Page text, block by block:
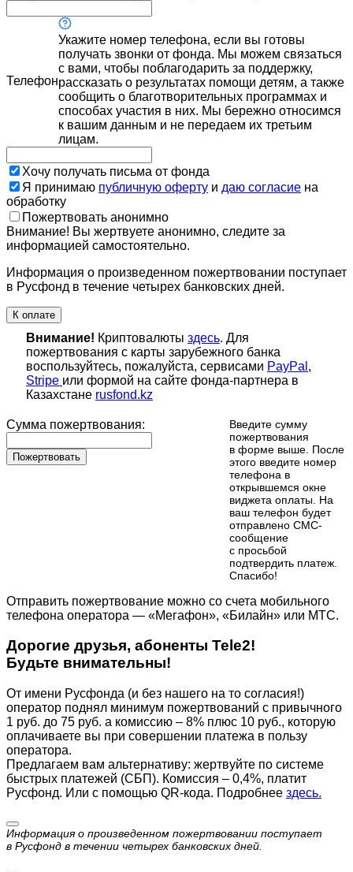
Телефон
Укажите номер телефона, если вы готовы
получать звонки от фонда. Мы можем связаться
с вами, чтобы поблагодарить за поддержку,
рассказать о результатах помощи детям, а также
сообщить о благотворительных программах и
способах участия в них. Мы бережно относимся
к вашим данным и не передаем их третьим
лицам.
Хочу получать письма от фонда
Я принимаю публичную оферту и даю согласие на
обработку
Пожертвовать анонимно
Внимание! Вы жертвуете анонимно, следите за
информацией самостоятельно.
Информация о произведенном пожертвовании поступает
в Русфонд в течение четырех банковских дней.
К оплате
Внимание! Криптовалюты здесь. Для
пожертвования с карты зарубежного банка
воспользуйтесь, пожалуйста, сервисами PayPal ,
Stripe или формой на сайте фонда-партнера в
Казахстане rusfond.kz
Сумма пожертвования:
Пожертвовать
Введите сумму
пожертвования
в форме выше. После
этого введите номер
телефона в
открывшемся окне
виджета оплаты. На
ваш телефон будет
отправлено СМС-
сообщение
с просьбой
подтвердить платеж.
Cпасибо!
Отправить пожертвование можно со счета мобильного
телефона оператора — «Мегафон», «Билайн» или МТС.
Дорогие друзья, абоненты Tele2!
Будьте внимательны!
От имени Русфонда (и без нашего на то согласия!)
оператор поднял минимум пожертвований с привычного
1 руб. до 75 руб. а комиссию – 8% плюс 10 руб., которую
оплачиваете вы при совершении платежа в пользу
оператора.
Предлагаем вам альтернативу: жертвуйте по cистеме
быстрых платежей (СБП). Комиссия – 0,4%, платит
Русфонд. Или с помощью QR-кода. Подробнее здесь.
Информация о произведенном пожертвовании поступает
в Русфонд в течении четырех банковских дней.